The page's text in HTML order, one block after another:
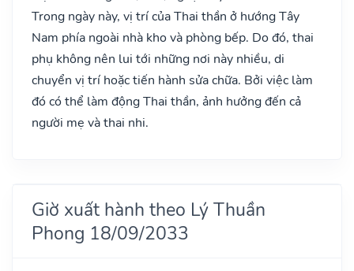
Trong ngày này, vị trí của Thai thần ở hướng Tây
Nam phía ngoài nhà kho và phòng bếp. Do đó, thai
phụ không nên lui tới những nơi này nhiều, di
chuyển vị trí hoặc tiến hành sửa chữa. Bởi việc làm
đó có thể làm động Thai thần, ảnh hưởng đến cả
người mẹ và thai nhi.
Giờ xuất hành theo Lý Thuần
Phong 18/09/2033